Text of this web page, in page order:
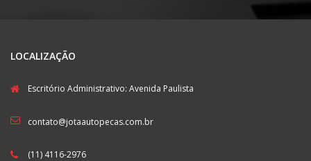
LOCALIZAÇÃO
Escritório Administrativo: Avenida Paulista
contato@jotaautopecas.com.br
(11) 4116-2976